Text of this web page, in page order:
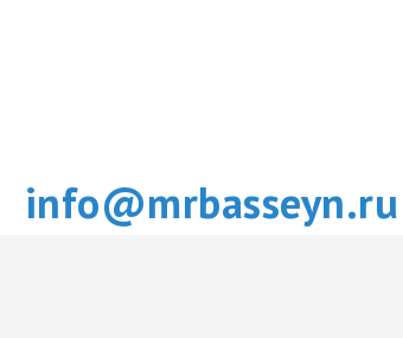
info@mrbasseyn.ru